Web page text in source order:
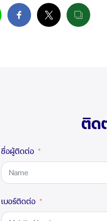
ติด
ชื่อผู้ติดต่อ
เบอร์ติดต่อ